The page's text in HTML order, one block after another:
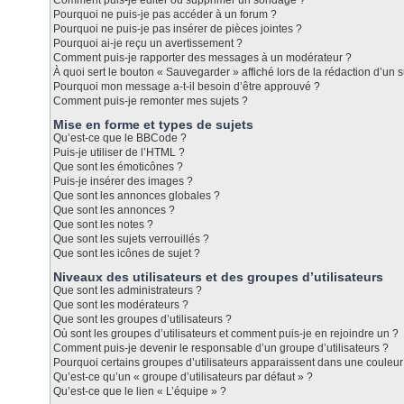
Pourquoi ne puis-je pas accéder à un forum ?
Pourquoi ne puis-je pas insérer de pièces jointes ?
Pourquoi ai-je reçu un avertissement ?
Comment puis-je rapporter des messages à un modérateur ?
À quoi sert le bouton « Sauvegarder » affiché lors de la rédaction d’un
Pourquoi mon message a-t-il besoin d’être approuvé ?
Comment puis-je remonter mes sujets ?
Mise en forme et types de sujets
Qu’est-ce que le BBCode ?
Puis-je utiliser de l’HTML ?
Que sont les émoticônes ?
Puis-je insérer des images ?
Que sont les annonces globales ?
Que sont les annonces ?
Que sont les notes ?
Que sont les sujets verrouillés ?
Que sont les icônes de sujet ?
Niveaux des utilisateurs et des groupes d’utilisateurs
Que sont les administrateurs ?
Que sont les modérateurs ?
Que sont les groupes d’utilisateurs ?
Où sont les groupes d’utilisateurs et comment puis-je en rejoindre un ?
Comment puis-je devenir le responsable d’un groupe d’utilisateurs ?
Pourquoi certains groupes d’utilisateurs apparaissent dans une
Qu’est-ce qu’un « groupe d’utilisateurs par défaut » ?
Qu’est-ce que le lien « L’équipe » ?